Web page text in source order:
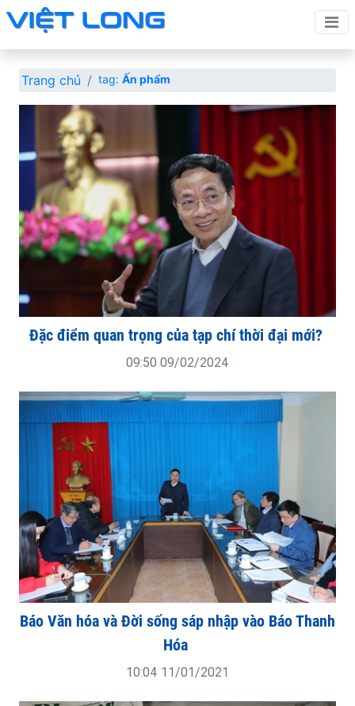
Trang chủ tag: Ấn phẩm
Đặc điểm quan trọng của tạp chí thời đại mới?
09:50 09/02/2024
Báo Văn hóa và Đời sống sáp nhập vào Báo Thanh
Hóa
10:04 11/01/2021